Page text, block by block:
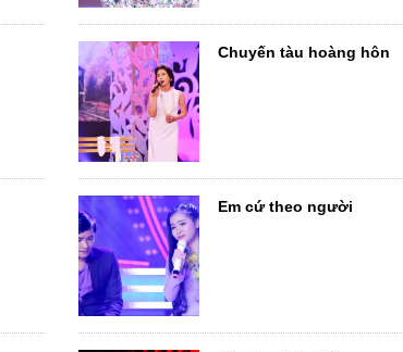
Chuyến tàu hoàng hôn
Em cứ theo người